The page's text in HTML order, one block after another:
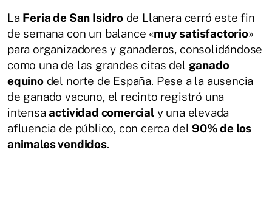
La Feria de San Isidrode Llanera cerró este fin
de semana con un balance «muy satisfactorio»
para organizadores y ganaderos, consolidándose
como una de las grandes citas del ganado
equinodel norte de España. Pese a la ausencia
de ganado vacuno, el recinto registró una
intensaactividad comercialy una elevada
afluencia de público, con cerca del 90% de los
animales vendidos.